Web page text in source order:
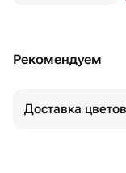
Рекомендуем
Доставка